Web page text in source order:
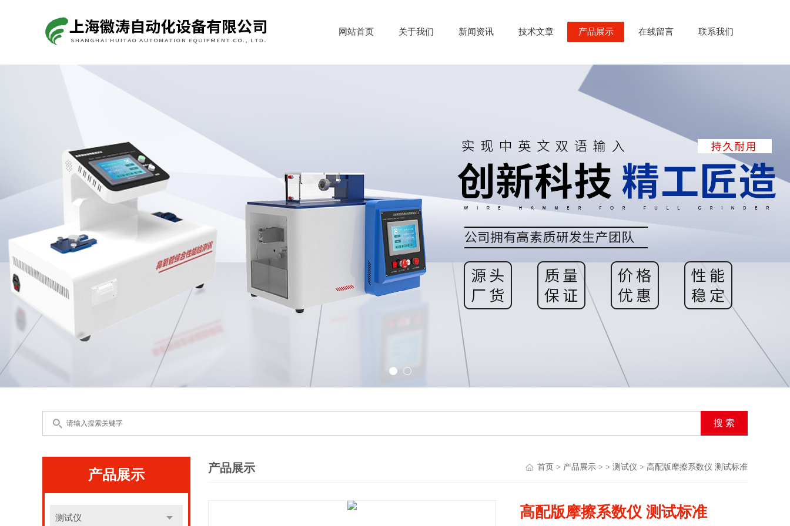
网站首页 关于我们 新闻资讯 技术文章 产品展示 在线留言 联系我们
产品展示
测试仪
产品展示 首页 > 产品展示 > > 测试仪 > 高配版摩擦系数仪 测试标准
高配版摩擦系数仪 测试标准